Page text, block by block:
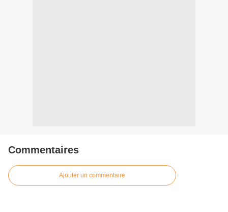
Commentaires
Ajouter un commentaire